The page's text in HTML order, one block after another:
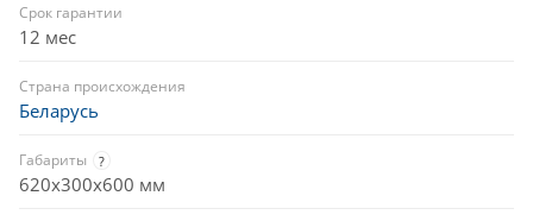
Срок гарантии
12 мес
Страна происхождения
Беларусь
Габариты ?
620x300x600 мм